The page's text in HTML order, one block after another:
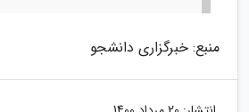
منبع: خبرگزاری دانشجو